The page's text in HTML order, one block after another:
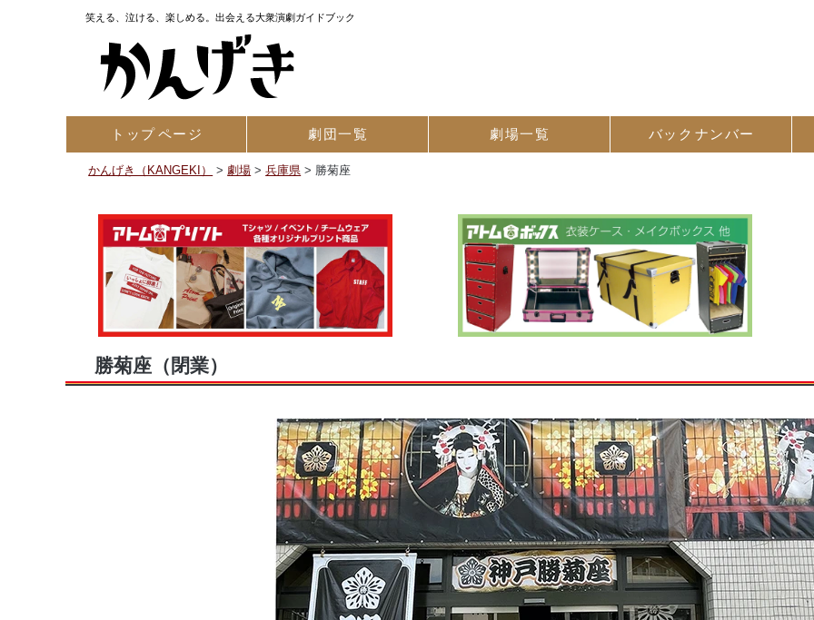
笑える、泣ける、楽しめる。出会える大衆演劇ガイドブック
トップページ 劇団一覧 劇場一覧 バック ナンバー
かんげき（KANGEKI） >劇場 >兵庫県 > 勝菊座
勝菊座（閉業）